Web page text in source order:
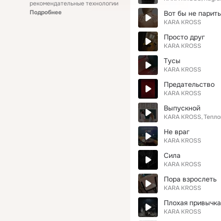
рекомендательные технологии
Подробнее
Вот бы не
KARA KROSS
Просто друг
KARA KROSS
Тусы
KARA KROSS
Предательство
KARA KROSS
Выпускной
KARA KROSS
Не враг
KARA KROSS
Сила
KARA KROSS
Пора взрослеть
KARA KROSS
Плохая привычка
KARA KROSS